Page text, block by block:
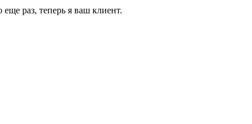
раз, теперь я ваш клиент.